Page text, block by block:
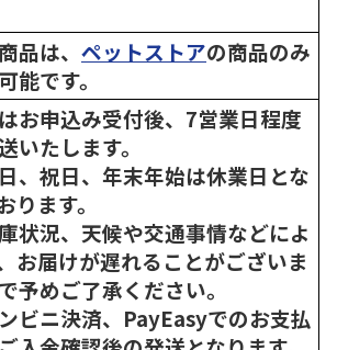
品は、 ペットストアの商品のみ
能です。
お申込み受付後、7営業日程度
いたします。
、祝日、年末年始は休業日とな
ります。
状況、天候や交通事情などによ
お届けが遅れることがございま
予めご了承ください。
ビニ決済、PayEasyでのお支払